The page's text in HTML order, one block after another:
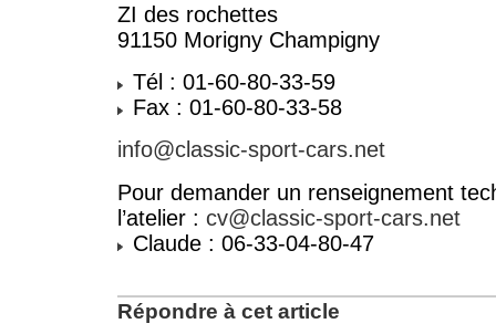
ZI des rochettes
91150 Morigny Champigny
Tél : 01-60-80-33-59
Fax : 01-60-80-33-58
info@classic-sport-cars.net
Pour demander un renseignement
l’atelier : cv@classic-sport-cars.net
Claude : 06-33-04-80-47
Répondre à cet article